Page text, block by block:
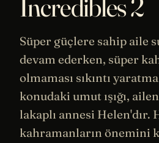
Incredibles 2
Süper güçlere sahip aile
devam ederken, süper
olmaması sıkıntı
konudaki umut ışığı,
lakaplı annesi Helen'dır.
kahramanların önemini